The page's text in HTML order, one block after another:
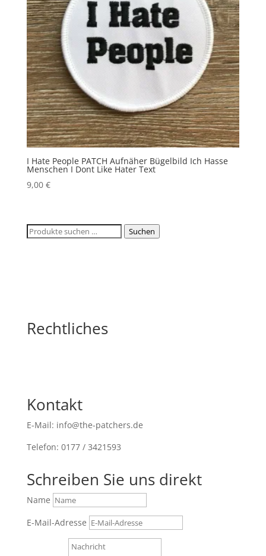
I Hate People PATCH Aufnäher Bügelbild Ich Hasse
Menschen I Dont Like Hater Text
9,00 €
Suchen
Suchen
Rechtliches
Kontakt
E-Mail: info@the-patchers.de
Telefon: 0177 / 3421593
Schreiben Sie uns direkt
Name
E-Mail-Adresse